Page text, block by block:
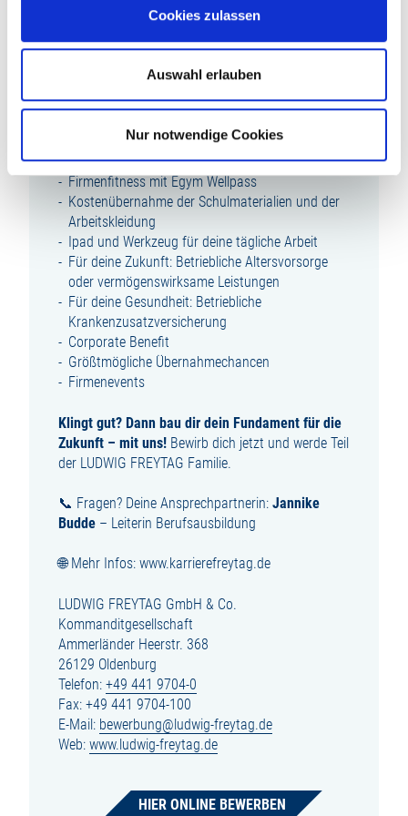
Cookies zulassen
Auswahl erlauben
Nur notwendige Cookies
Teamfähigkeit
WAS DICH BEI UNS ERWARTET:
Übertarifliche Ausbildungsvergütung
Zusätzliches Urlaubs- und Weihnachtsgeld
Firmenfitness mit Egym Wellpass
Kostenübernahme der Schulmaterialien und der
Arbeitskleidung
Ipad und Werkzeug für deine tägliche Arbeit
Für deine Zukunft: Betriebliche Altersvorsorge
oder vermögenswirksame Leistungen
Für deine Gesundheit: Betriebliche
Krankenzusatzversicherung
Corporate Benefit
Größtmögliche Übernahmechancen
Firmenevents
Klingt gut? Dann bau dir dein Fundament für die
Zukunft – mit uns! Bewirb dich jetzt und werde Teil
der LUDWIG FREYTAG Familie.
📞 Fragen? Deine Ansprechpartnerin: Jannike
Budde – Leiterin Berufsausbildung
🌐 Mehr Infos: www.karrierefreytag.de
LUDWIG FREYTAG GmbH & Co.
Kommanditgesellschaft
Ammerländer Heerstr. 368
26129 Oldenburg
Telefon: +49 441 9704-0
Fax: +49 441 9704-100
E-Mail: bewerbung@ludwig-freytag.de
Web: www.ludwig-freytag.de
HIER ONLINE BEWERBEN